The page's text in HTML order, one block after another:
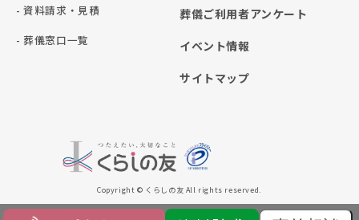
- 資料請求・見積
- 葬儀窓口一覧
葬儀ご利用者アンケート
イベント情報
サイトマップ
Copyright © くらしの友 All rights reserved.